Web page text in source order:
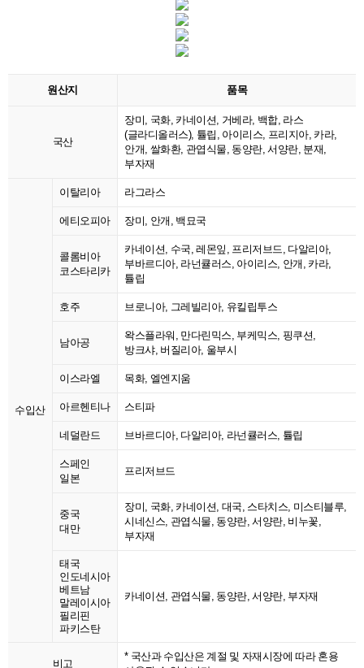
원산지 품목
국산
장미, 국화, 카네이션, 거베라, 백합, 라스
(글라디올러스), 튤립, 아이리스, 프리지아, 카라,
안개, 쌀화환, 관엽식물, 동양란, 서양란, 분재,
부자재
수입산
이탈리아 라그라스
에티오피아 장미, 안개, 백묘국
콜롬비아
코스타리카
카네이션, 수국, 레몬잎, 프리저브드, 다알리아,
부바르디아, 라넌큘러스, 아이리스, 안개, 카라,
튤립
호주 브로니아, 그레빌리아, 유킬립투스
남아공
왁스플라워, 만다린믹스, 부케믹스, 핑쿠션,
방크샤, 버질리아, 울부시
이스라엘 목화, 엘엔지움
아르헨티나 스티파
네덜란드 브바르디아, 다알리아, 라넌큘러스, 튤립
스페인
일본
프리저브드
중국
대만
장미, 국화, 카네이션, 대국, 스타치스, 미스티블루,
시네신스, 관엽식물, 동양란, 서양란, 비누꽃,
부자재
태국
인도네시아
베트남
말레이시아
필리핀
파키스탄
카네이션, 관엽식물, 동양란, 서양란, 부자재
비고
* 국산과 수입산은 계절 및 자재시장에 따라 혼용